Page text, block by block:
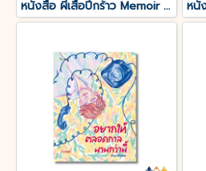
หนังสือ ผีเสื้อปีกร้าว Memoir of a Broken Bitch